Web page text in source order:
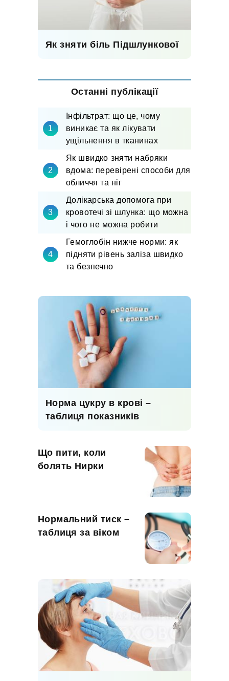
Як зняти біль Підшлункової
Останні публікації
Інфільтрат: що це, чому
виникає та як лікувати
ущільнення в тканинах
Як швидко зняти набряки
вдома: перевірені способи для
обличчя та ніг
Долікарська допомога при
кровотечі зі шлунка: що можна
і чого не можна робити
Гемоглобін нижче норми: як
підняти рівень заліза швидко
та безпечно
Норма цукру в крові –
таблиця показників
Що пити, коли
болять Нирки
Нормальний тиск –
таблиця за віком